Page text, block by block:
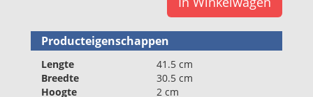
Producteigenschappen
Lengte
41.5 cm
Breedte
30.5 cm
Hoogte
2 cm